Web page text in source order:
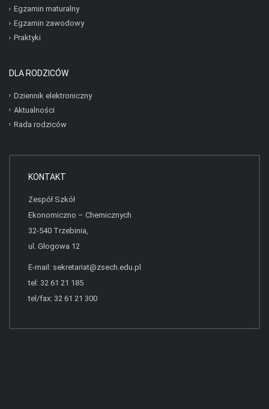
Egzamin maturalny
Egzamin zawodowy
Praktyki
DLA RODZICÓW
Dziennik elektroniczny
Aktualności
Rada rodziców
KONTAKT
Zespół Szkół
Ekonomiczno – Chemicznych
32-540 Trzebinia,
ul. Głogowa 12
E-mail: sekretariat@zsech.edu.pl
tel: 32 61 21 185
tel/fax: 32 61 21 300